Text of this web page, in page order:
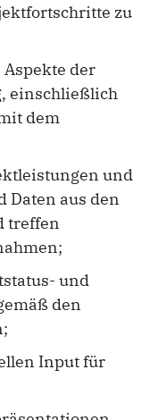
zu
der
einschließlich
dem
und
Daten aus den
treffen
und
den
Input für